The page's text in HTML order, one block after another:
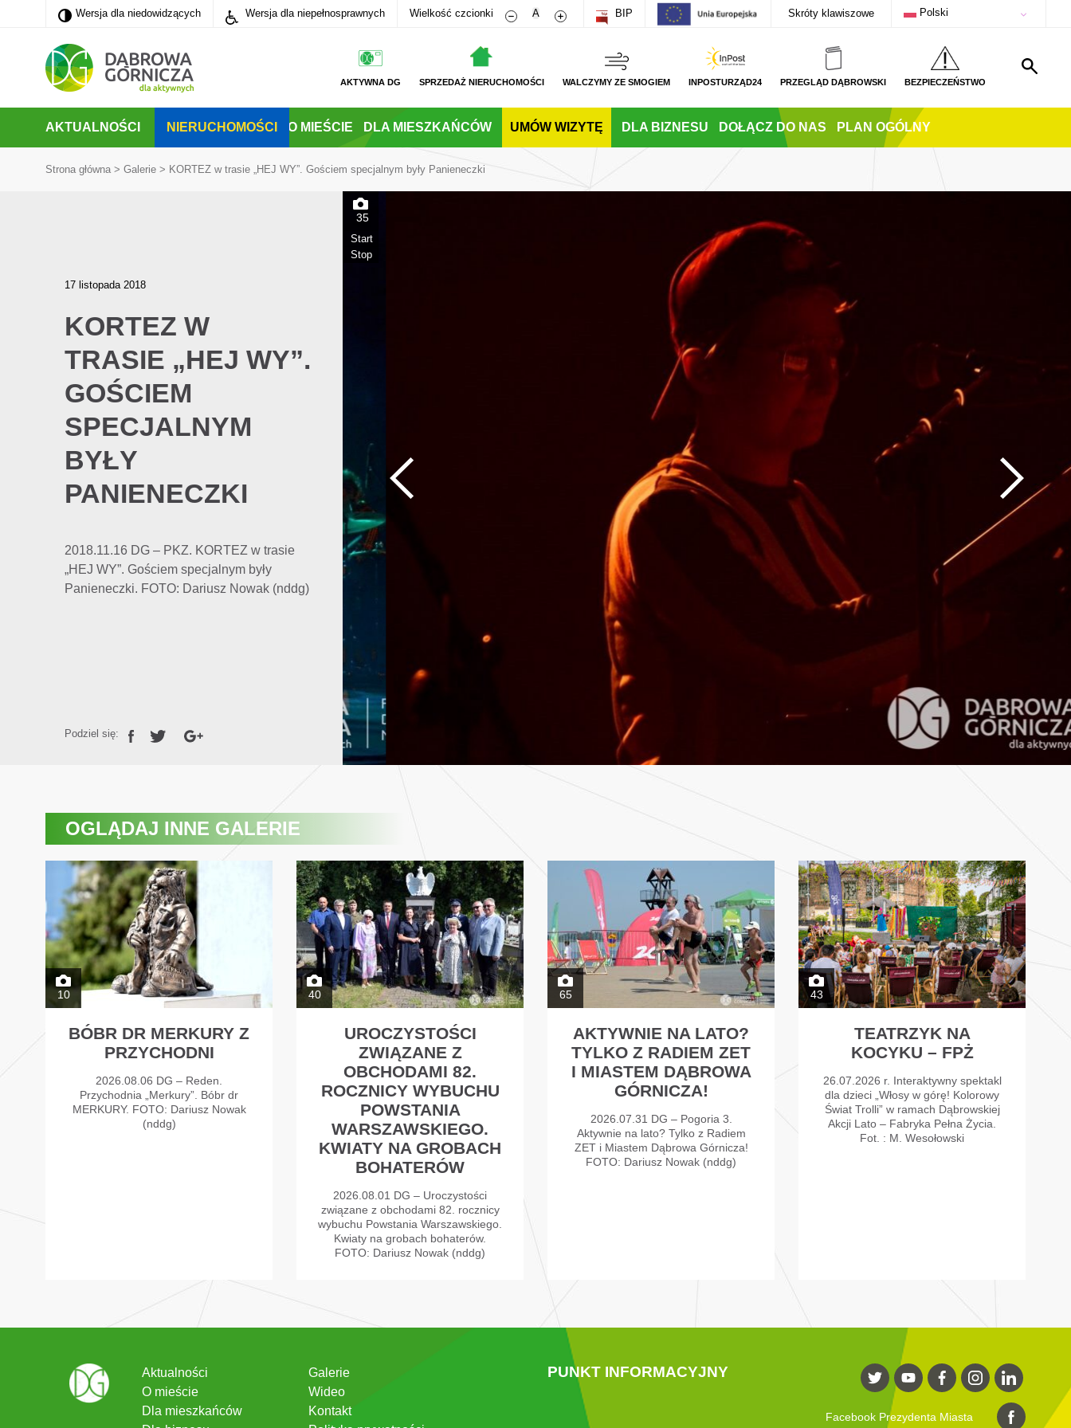
PRZEJDŹ DO MENU GŁÓWNEGO
PRZEJDŹ DO WYSZUKIWARKI
PRZEJDŹ DO TREŚCI
Wersja dla niedowidzących
Wersja dla niedowidzących Wersja dla niepełnosprawnych Wielkość czcionki Zmniejsz rozmiar czcionki
A Zwiększ rozmiar czcionki
BIP Skróty klawiszowe Polski
AKTYWNA DG SPRZEDAŻ NIERUCHOMOŚCI WALCZYMY ZE SMOGIEM INPOSTURZĄD24 PRZEGLĄD DĄBROWSKI BEZPIECZEŃSTWO
AKTUALNOŚCI NIERUCHOMOŚCI O MIEŚCIE DLA MIESZKAŃCÓW UMÓW WIZYTĘ DLA BIZNESU DOŁĄCZ DO NAS PLAN OGÓLNY
Strona główna > Galerie > KORTEZ w trasie „HEJ WY”. Gościem specjalnym były Panieneczki
17 listopada 2018
KORTEZ W
TRASIE „HEJ WY”.
GOŚCIEM
SPECJALNYM
BYŁY
PANIENECZKI
35
Start
Stop
2018.11.16 DG – PKZ. KORTEZ w trasie
„HEJ WY”. Gościem specjalnym były
Panieneczki. FOTO: Dariusz Nowak (nddg)
Podziel się:
OGLĄDAJ INNE GALERIE
10
BÓBR DR MERKURY Z
PRZYCHODNI
2026.08.06 DG – Reden.
Przychodnia „Merkury”. Bóbr dr
MERKURY. FOTO: Dariusz Nowak
(nddg)
40
UROCZYSTOŚCI
ZWIĄZANE Z
OBCHODAMI 82.
ROCZNICY WYBUCHU
POWSTANIA
WARSZAWSKIEGO.
KWIATY NA GROBACH
BOHATERÓW
2026.08.01 DG – Uroczystości
związane z obchodami 82. rocznicy
wybuchu Powstania Warszawskiego.
Kwiaty na grobach bohaterów.
FOTO: Dariusz Nowak (nddg)
65
AKTYWNIE NA LATO?
TYLKO Z RADIEM ZET
I MIASTEM DĄBROWA
GÓRNICZA!
2026.07.31 DG – Pogoria 3.
Aktywnie na lato? Tylko z Radiem
ZET i Miastem Dąbrowa Górnicza!
FOTO: Dariusz Nowak (nddg)
43
TEATRZYK NA
KOCYKU – FPŻ
26.07.2026 r. Interaktywny spektakl
dla dzieci „Włosy w górę! Kolorowy
Świat Trolli” w ramach Dąbrowskiej
Akcji Lato – Fabryka Pełna Życia.
Fot. : M. Wesołowski
Aktualności
O mieście
Dla mieszkańców
Galerie
Wideo
Kontakt
PUNKT INFORMACYJNY
Facebook Prezydenta Miasta